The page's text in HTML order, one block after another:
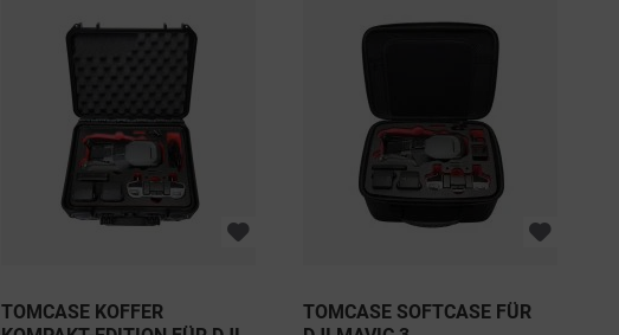
TOMCASE KOFFER
TOMCASE SOFTCASE FÜR